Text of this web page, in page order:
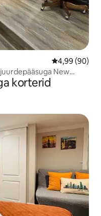
Keskmine
4,99 (90)
New
korterid